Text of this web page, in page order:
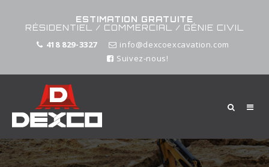
ESTIMATION GRATUITE
RÉSIDENTIEL / COMMERCIAL / GÉNIE CIVIL
418 829-3327
info@dexcoexcavation.com
Suivez-nous!